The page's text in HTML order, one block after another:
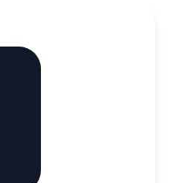
base, el costo del swap
una operación. Incluso